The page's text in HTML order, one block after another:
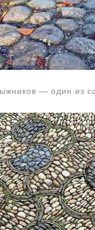
— один из